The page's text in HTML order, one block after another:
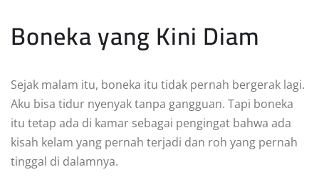
Boneka yang Kini Diam
Sejak malam itu, boneka itu tidak pernah bergerak lagi.
Aku bisa tidur nyenyak tanpa gangguan. Tapi boneka
itu tetap ada di kamar sebagai pengingat bahwa ada
kisah kelam yang pernah terjadi dan roh yang pernah
tinggal di dalamnya.